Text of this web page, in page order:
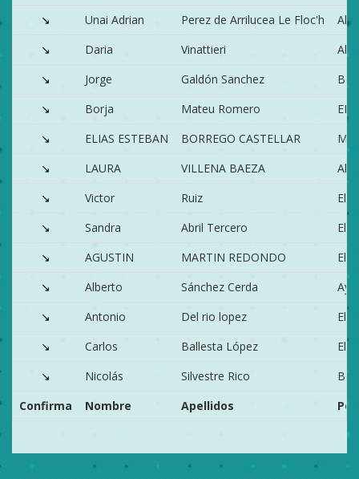
Confirma Nombre Apellidos
↘
Unai Adrian Perez de Arrilucea Le Floc'h
↘
Daria Vinattieri
↘
Jorge Galdón Sanchez
↘
Borja Mateu Romero
↘
ELIAS ESTEBAN BORREGO CASTELLAR
↘
LAURA VILLENA BAEZA
↘
Victor Ruiz
↘
Sandra Abril Tercero
↘
AGUSTIN MARTIN REDONDO
↘
Alberto Sánchez Cerda
↘
Antonio Del rio lopez
↘
Carlos Ballesta López
El
↘
Nicolás Silvestre Rico